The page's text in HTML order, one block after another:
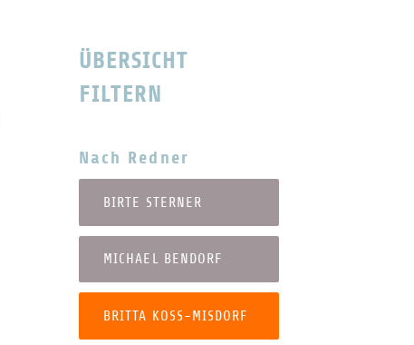
ÜBERSICHT
FILTERN
Nach Redner
BIRTE STERNER
MICHAEL BENDORF
BRITTA KOSS-MISDORF